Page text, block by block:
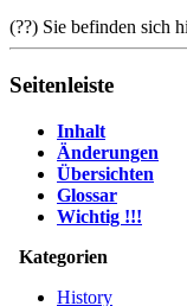
(??) Sie befinden sich
Seitenleiste
Inhalt
Änderungen
Übersichten
Glossar
Wichtig !!!
Kategorien
History